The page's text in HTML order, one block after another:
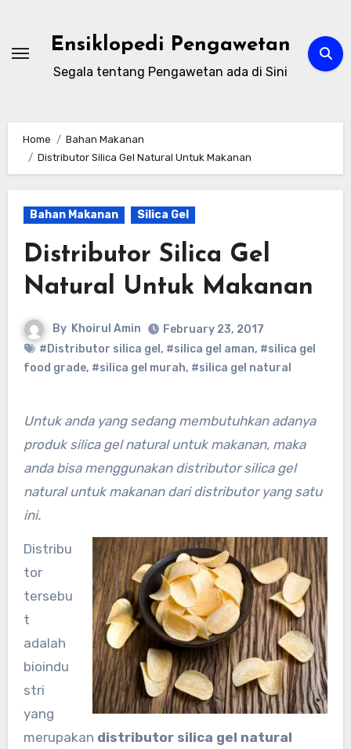
content
Ensiklopedi Pengawetan
Segala tentang Pengawetan ada di Sini
Home
Bahan Makanan
Distributor Silica Gel Natural Untuk Makanan
Bahan Makanan Silica Gel
Distributor Silica Gel
Natural Untuk Makanan
By Khoirul Amin
February 23, 2017
#Distributor silica gel , #silica gel aman, #silica gel
food grade, #silica gel murah, #silica gel natural
Untuk anda yang sedang membutuhkan adanya
produk silica gel natural untuk makanan, maka
anda bisa menggunakan distributor silica gel
natural untuk makanan dari distributor yang satu
ini.
Distribu
tor
tersebu
t
adalah
bioindu
stri
yang
merupakan distributor silica gel natural